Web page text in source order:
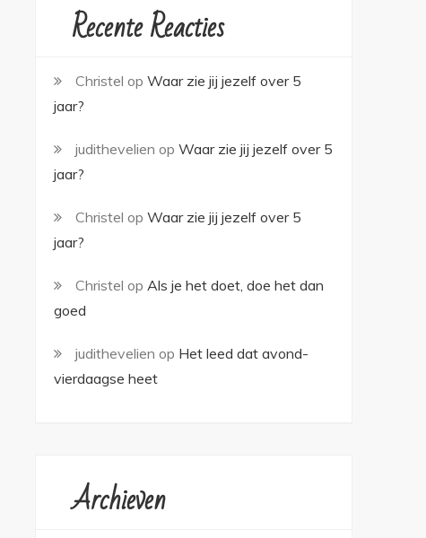
Recente Reacties
Christel op Waar zie jij jezelf over 5
jaar?
judithevelien op Waar zie jij jezelf over 5
jaar?
Christel op Waar zie jij jezelf over 5
jaar?
Christel op Als je het doet, doe het dan
goed
judithevelien op Het leed dat avond-
vierdaagse heet
Archieven